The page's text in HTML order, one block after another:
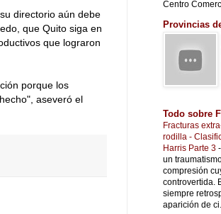
directorio aún debe
que Quito siga en
que lograron
porque los
aseveró el
Centro
Provincias
Todo sobre
Fracturas
rodilla -
Harris Parte 3 -
un
compresión
controvertida.
siempre
aparición de ci...